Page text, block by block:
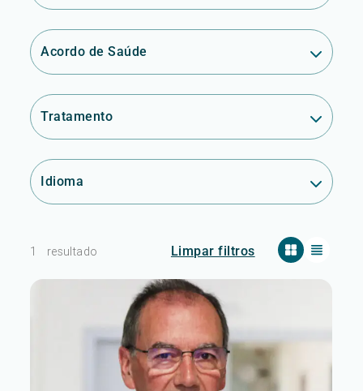
Acordo de Saúde
Tratamento
Idioma
1 resultado Limpar filtros